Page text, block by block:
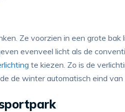
Ze voorzien in een grote
evenveel licht als de
te kiezen. Zo is de
de winter automatisch eind